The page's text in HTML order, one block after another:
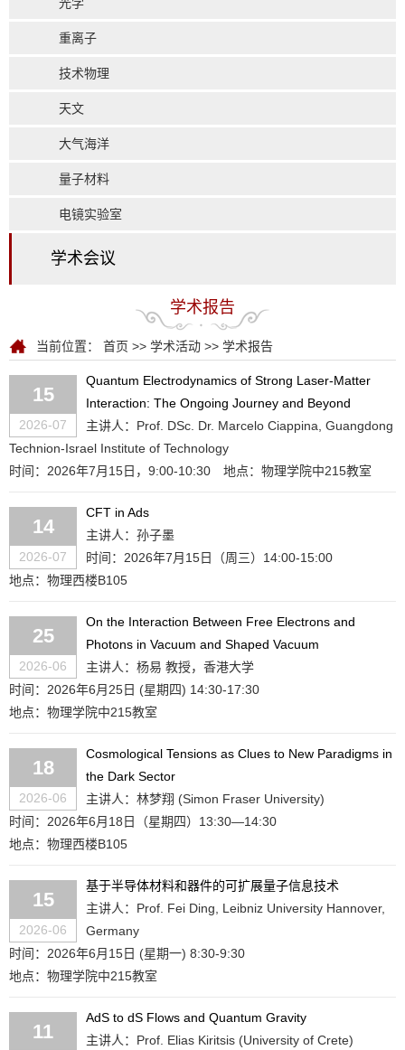
重离子
技术物理
天文
大气海洋
量子材料
电镜实验室
学术会议
学术报告
当前位置： 首页 >> 学术活动 >> 学术报告
15
2026-07
Quantum Electrodynamics of Strong Laser-Matter
Interaction: The Ongoing Journey and Beyond
主讲人：Prof. DSc. Dr. Marcelo Ciappina, Guangdong
Technion-Israel Institute of Technology
时间：2026年7月15日，9:00-10:30
地点：物理学院中215教室
14
2026-07
CFT in Ads
主讲人：孙子墨
时间：2026年7月15日（周三）14:00-15:00
地点：物理西楼B105
25
2026-06
On the Interaction Between Free Electrons and
Photons in Vacuum and Shaped Vacuum
主讲人：杨易 教授，香港大学
时间：2026年6月25日 (星期四) 14:30-17:30
地点：物理学院中215教室
18
2026-06
Cosmological Tensions as Clues to New Paradigms in
the Dark Sector
主讲人：林梦翔 (Simon Fraser University)
时间：2026年6月18日（星期四）13:30—14:30
地点：物理西楼B105
15
2026-06
基于半导体材料和器件的可扩展量子信息技术
主讲人：Prof. Fei Ding, Leibniz University Hannover,
Germany
时间：2026年6月15日 (星期一) 8:30-9:30
地点：物理学院中215教室
11
AdS to dS Flows and Quantum Gravity
主讲人：Prof. Elias Kiritsis (University of Crete)